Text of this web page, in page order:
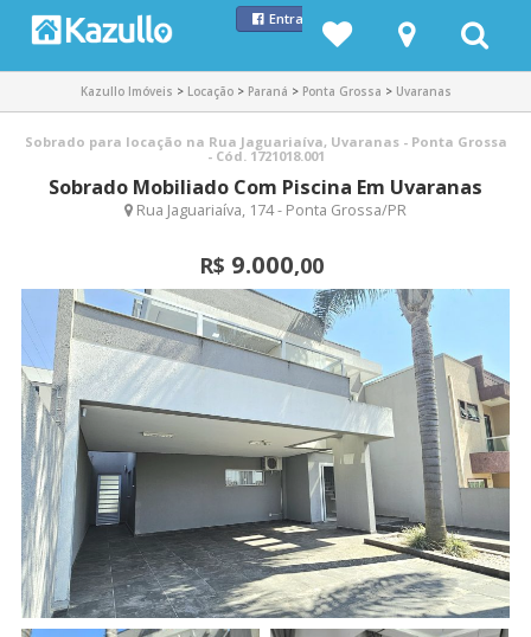
Entrar com Facebook
Kazullo Imóveis > Locação> Paraná > Ponta Grossa > Uvaranas
Sobrado para locação na Rua Jaguariaíva, Uvaranas - Ponta Grossa
- Cód. 1721018.001
Sobrado Mobiliado Com Piscina Em Uvaranas
Rua Jaguariaíva, 174 - Ponta Grossa/PR
R$ 9.000,00